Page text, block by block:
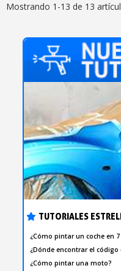
TUTORIALES
¿Cómo pintar un coche en
¿Dónde encontrar el
¿Cómo pintar una moto?
Mostrando 1-13 de 13